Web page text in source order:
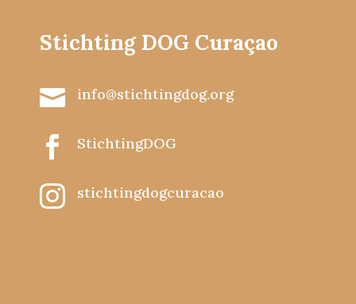
Stichting DOG Curaçao
 info@stichtingdog.org
 StichtingDOG
 stichtingdogcuracao